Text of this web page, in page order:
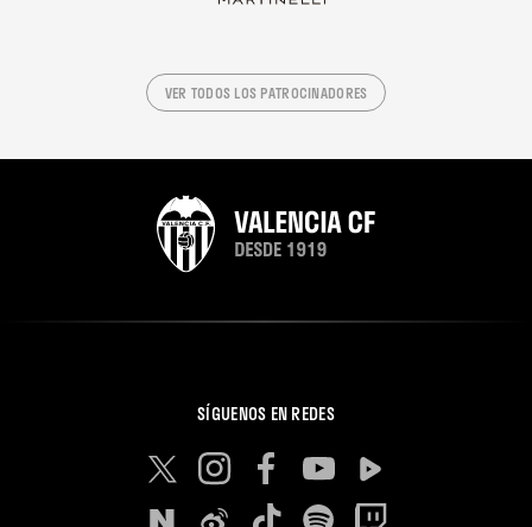
VER TODOS LOS PATROCINADORES
SÍGUENOS EN REDES